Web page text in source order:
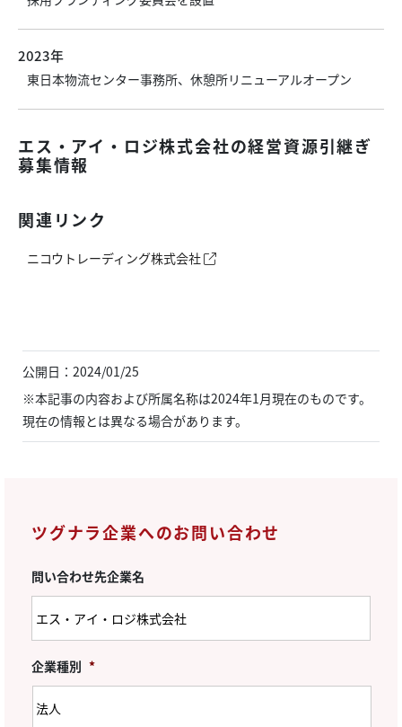
2023年
東日本物流センター事務所、休憩所リニューアルオープン
エス・アイ・ロジ株式会社の経営資源引継ぎ
募集情報
関連リンク
ニコウトレーディング株式会社
公開日：2024/01/25
※本記事の内容および所属名称は2024年1月現在のものです。
現在の情報とは異なる場合があります。
ツグナラ企業へのお問い合わせ
問い合わせ先企業名
企業種別 *